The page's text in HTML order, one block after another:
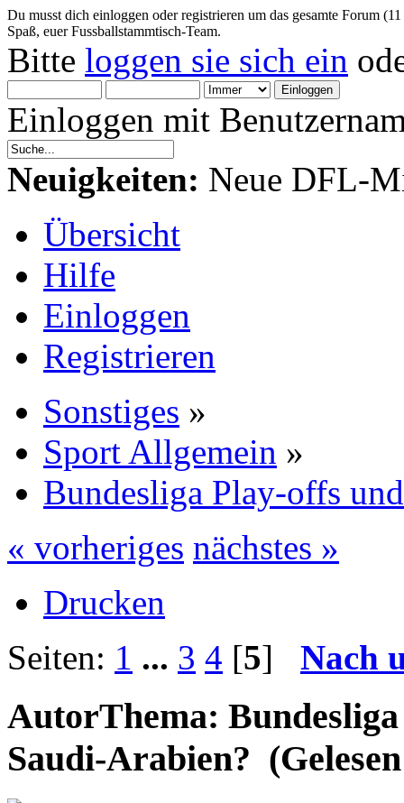
Du musst dich einloggen oder registrieren um das gesamte Forum
Spaß, euer Fussballstammtisch-Team.
Bitte loggen sie sich ein
Einloggen mit
Neuigkeiten: Neue DFL-
Übersicht
Hilfe
Einloggen
Registrieren
Sonstiges »
Sport Allgemein »
Bundesliga Play-offs
« vorheriges nächstes »
Drucken
Seiten: 1 ... 3 4 [5] Nach
AutorThema:
Saudi-Arabien?